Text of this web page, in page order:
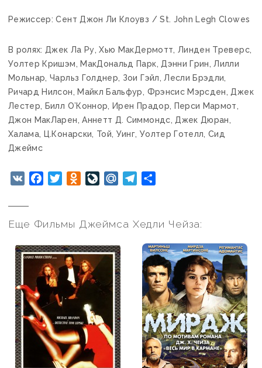
Режиссер: Сент Джон Ли Клоувз / St. John Legh Clowes
В ролях: Джек Ла Ру, Хью МакДермотт, Линден Треверс,
Уолтер Кришэм, МакДональд Парк, Дэнни Грин, Лилли
Мольнар, Чарльз Голднер, Зои Гэйл, Лесли Брэдли,
Ричард Нилсон, Майкл Бальфур, Фрэнсис Мэрсден, Джек
Лестер, Билл О’Коннор, Ирен Прадор, Перси Мармот,
Джон МакЛарен, Аннетт Д. Симмондс, Джек Дюран,
Халама, Ц.Конарски, Той, Уинг, Уолтер Готелл, Сид
Джеймс
VK Facebook
TwitterOdnoklassniki
LiveJournal
Mail.RuTelegram
Еще Фильмы Джеймса Хедли Чейза: